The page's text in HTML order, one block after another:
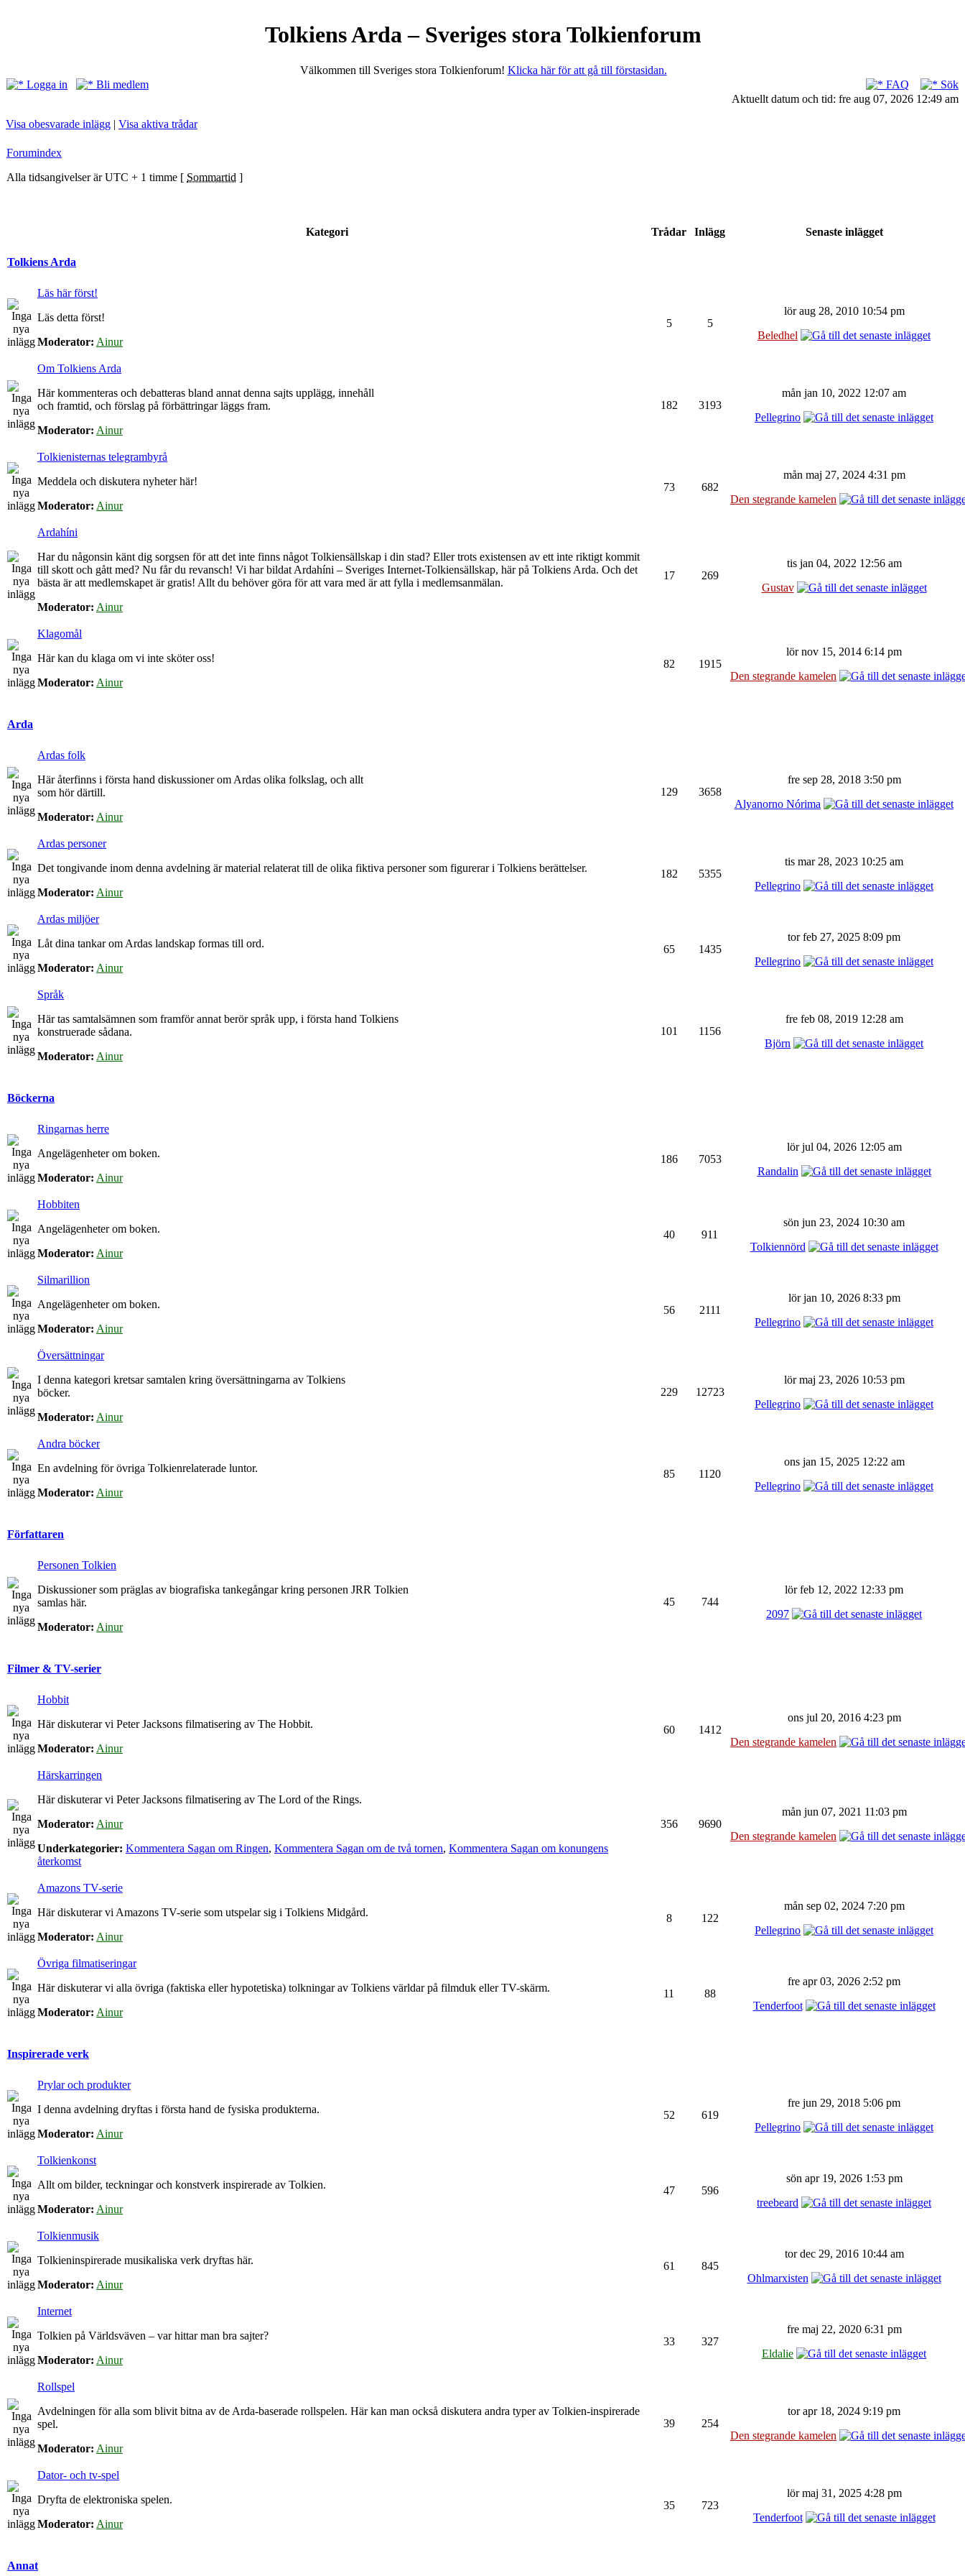
Tolkiens Arda – Sveriges stora Tolkienforum
Välkommen till Sveriges stora Tolkienforum! Klicka här för att gå till förstasidan.
Logga in
Bli medlem FAQ
Sök
Aktuellt datum och tid: fre aug 07, 2026 12:49 am
Visa obesvarade inlägg | Visa aktiva trådar
Forumindex
Alla tidsangivelser är UTC + 1 timme [ Sommartid ]
Kategori Trådar Inlägg Senaste inlägget
Tolkiens Arda
Läs här först!
Läs detta först!
Moderator: Ainur
5 5
lör aug 28, 2010 10:54 pm
Beledhel
Om Tolkiens Arda
Här kommenteras och debatteras bland annat denna sajts upplägg, innehåll
och framtid, och förslag på förbättringar läggs fram.
Moderator: Ainur
182 3193
mån jan 10, 2022 12:07 am
Pellegrino
Tolkienisternas telegrambyrå
Meddela och diskutera nyheter här!
Moderator: Ainur
73 682
mån maj 27, 2024 4:31 pm
Den stegrande kamelen
Ardahíni
Har du någonsin känt dig sorgsen för att det inte finns något Tolkiensällskap i din stad? Eller trots existensen av ett inte riktigt kommit
till skott och gått med? Nu får du revansch! Vi har bildat Ardahíni – Sveriges Internet-Tolkiensällskap, här på Tolkiens Arda. Och det
bästa är att medlemskapet är gratis! Allt du behöver göra för att vara med är att fylla i medlemsanmälan.
Moderator: Ainur
17 269
tis jan 04, 2022 12:56 am
Gustav
Klagomål
Här kan du klaga om vi inte sköter oss!
Moderator: Ainur
82 1915
lör nov 15, 2014 6:14 pm
Den stegrande kamelen
Arda
Ardas folk
Här återfinns i första hand diskussioner om Ardas olika folkslag, och allt
som hör därtill.
Moderator: Ainur
129 3658
fre sep 28, 2018 3:50 pm
Alyanorno Nórima
Ardas personer
Det tongivande inom denna avdelning är material relaterat till de olika fiktiva personer som figurerar i Tolkiens berättelser.
Moderator: Ainur
182 5355
tis mar 28, 2023 10:25 am
Pellegrino
Ardas miljöer
Låt dina tankar om Ardas landskap formas till ord.
Moderator: Ainur
65 1435
tor feb 27, 2025 8:09 pm
Pellegrino
Språk
Här tas samtalsämnen som framför annat berör språk upp, i första hand Tolkiens
konstruerade sådana.
Moderator: Ainur
101 1156
fre feb 08, 2019 12:28 am
Björn
Böckerna
Ringarnas herre
Angelägenheter om boken.
Moderator: Ainur
186 7053
lör jul 04, 2026 12:05 am
Randalin
Hobbiten
Angelägenheter om boken.
Moderator: Ainur
40 911
sön jun 23, 2024 10:30 am
Tolkiennörd
Silmarillion
Angelägenheter om boken.
Moderator: Ainur
56 2111
lör jan 10, 2026 8:33 pm
Pellegrino
Översättningar
I denna kategori kretsar samtalen kring översättningarna av Tolkiens
böcker.
Moderator: Ainur
229 12723
lör maj 23, 2026 10:53 pm
Pellegrino
Andra böcker
En avdelning för övriga Tolkienrelaterade luntor.
Moderator: Ainur
85 1120
ons jan 15, 2025 12:22 am
Pellegrino
Författaren
Personen Tolkien
Diskussioner som präglas av biografiska tankegångar kring personen JRR Tolkien
samlas här.
Moderator: Ainur
45 744
lör feb 12, 2022 12:33 pm
2097
Filmer & TV-serier
Hobbit
Här diskuterar vi Peter Jacksons filmatisering av The Hobbit.
Moderator: Ainur
60 1412
ons jul 20, 2016 4:23 pm
Den stegrande kamelen
Härskarringen
Här diskuterar vi Peter Jacksons filmatisering av The Lord of the Rings.
Moderator: Ainur
Underkategorier: Kommentera Sagan om Ringen, Kommentera Sagan om de två tornen, Kommentera Sagan om konungens
återkomst
356 9690
mån jun 07, 2021 11:03 pm
Den stegrande kamelen
Amazons TV-serie
Här diskuterar vi Amazons TV-serie som utspelar sig i Tolkiens Midgård.
Moderator: Ainur
8 122
mån sep 02, 2024 7:20 pm
Pellegrino
Övriga filmatiseringar
Här diskuterar vi alla övriga (faktiska eller hypotetiska) tolkningar av Tolkiens världar på filmduk eller TV-skärm.
Moderator: Ainur
11 88
fre apr 03, 2026 2:52 pm
Tenderfoot
Inspirerade verk
Prylar och produkter
I denna avdelning dryftas i första hand de fysiska produkterna.
Moderator: Ainur
52 619
fre jun 29, 2018 5:06 pm
Pellegrino
Tolkienkonst
Allt om bilder, teckningar och konstverk inspirerade av Tolkien.
Moderator: Ainur
47 596
sön apr 19, 2026 1:53 pm
treebeard
Tolkienmusik
Tolkieninspirerade musikaliska verk dryftas här.
Moderator: Ainur
61 845
tor dec 29, 2016 10:44 am
Ohlmarxisten
Internet
Tolkien på Världsväven – var hittar man bra sajter?
Moderator: Ainur
33 327
fre maj 22, 2020 6:31 pm
Eldalie
Rollspel
Avdelningen för alla som blivit bitna av de Arda-baserade rollspelen. Här kan man också diskutera andra typer av Tolkien-inspirerade
spel.
Moderator: Ainur
39 254
tor apr 18, 2024 9:19 pm
Den stegrande kamelen
Dator- och tv-spel
Dryfta de elektroniska spelen.
Moderator: Ainur
35 723
lör maj 31, 2025 4:28 pm
Tenderfoot
Annat